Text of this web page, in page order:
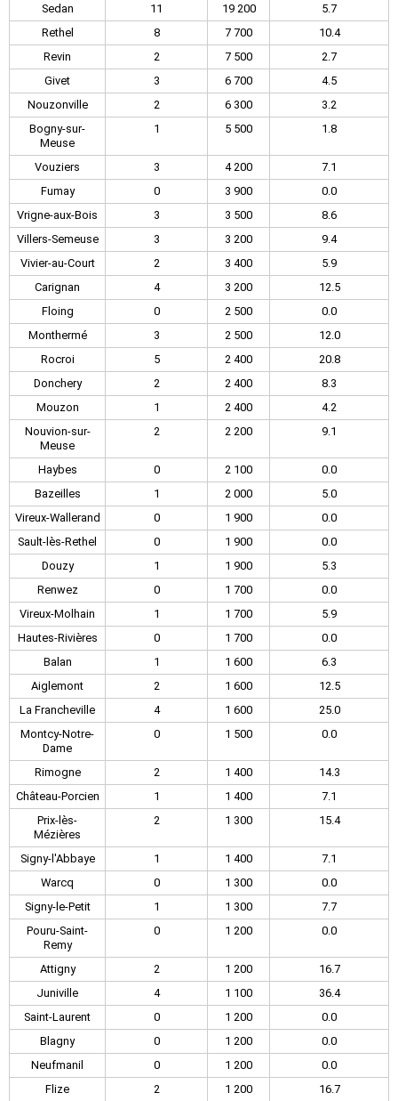
Sedan 11 19 200
5.7
Rethel
8 7 700
10.4
Revin
2 7 500
2.7
Givet
3 6 700
4.5
Nouzonville
2 6 300
3.2
Bogny-sur-
Meuse
1 5 500 1.8
Vouziers 3 4 200
7.1
Fumay
0 3 900
0.0
Vrigne-aux-Bois
3 3 500
8.6
Villers-Semeuse
3 3 200
9.4
Vivier-au-Court
2 3 400
5.9
Carignan
4 3 200
12.5
Floing
0 2 500
0.0
Monthermé
3 2 500
12.0
Rocroi
5 2 400
20.8
Donchery
2 2 400
8.3
Mouzon
1 2 400
4.2
Nouvion-sur-
Meuse
2 2 200 9.1
Haybes 0 2 100
0.0
Bazeilles
1 2 000
5.0
Vireux-Wallerand
0 1 900
0.0
Sault-lès-Rethel
0 1 900
0.0
Douzy
1 1 900
5.3
Renwez
0 1 700
0.0
Vireux-Molhain
1 1 700
5.9
Hautes-Rivières
0 1 700
0.0
Balan
1 1 600
6.3
Aiglemont
2 1 600
12.5
La Francheville
4 1 600
25.0
Montcy-Notre-
Dame
0 1 500 0.0
Rimogne 2 1 400
14.3
Château-Porcien
1 1 400
7.1
Prix-lès-
Mézières
2 1 300 15.4
Signy-l'Abbaye 1 1 400
7.1
Warcq
0 1 300
0.0
Signy-le-Petit
1 1 300
7.7
Pouru-Saint-
Remy
0 1 200 0.0
Attigny 2 1 200
16.7
Juniville
4 1 100
36.4
Saint-Laurent
0 1 200
0.0
Blagny
0 1 200
0.0
Neufmanil
0 1 200
0.0
Flize
2 1 200 16.7